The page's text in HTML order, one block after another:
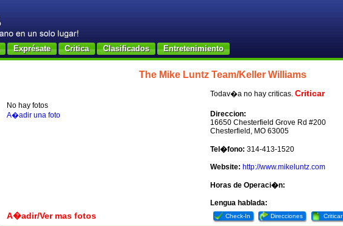
Exprésate Critica Clasificados Entretenimiento
The Mike Luntz Team/Keller Williams
Todav�a no hay criticas. Criticar
No hay fotos
A�adir una foto
Direccion:
16650 Chesterfield Grove Rd #200
Chesterfield, MO 63005
Tel�fono: 314-413-1520
Website: http://www.mikeluntz.com
Horas de Operaci�n:
Lengua hablada:
A�adir/Ver mas fotos Check-In Direcciones Criticar